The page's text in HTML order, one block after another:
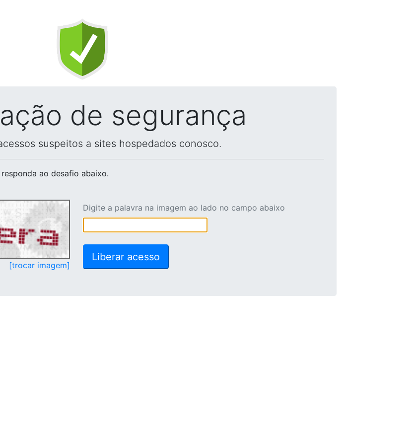
de segurança
suspeitos a sites hospedados conosco.
responda ao desafio abaixo.
[trocar imagem]
Digite a palavra na imagem ao lado no campo abaixo